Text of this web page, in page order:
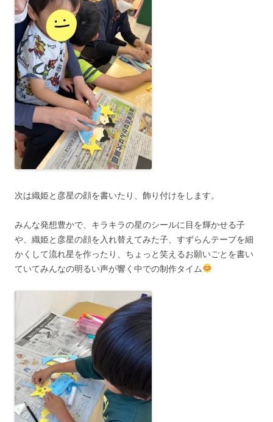
次は織姫と彦星の顔を書いたり、飾り付けをします。
みんな発想豊かで、キラキラの星のシールに目を輝かせる子
や、織姫と彦星の顔を入れ替えてみた子、すずらんテープを細
かくして流れ星を作ったり、ちょっと笑えるお願いごとを書い
ていてみんなの明るい声が響く中での制作タイム